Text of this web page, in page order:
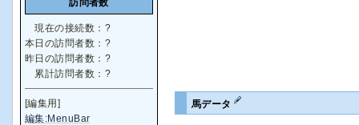
馬データ
現在の接続数： ?
本日の訪問者数： ?
昨日の訪問者数： ?
累計訪問者数： ?
[編集用]
編集:MenuBar